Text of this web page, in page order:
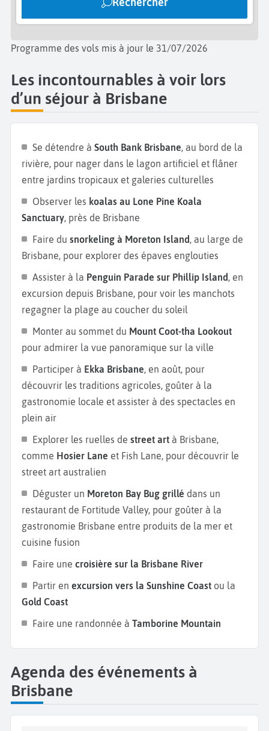
conseillons de vous rendre surMoreton Island
troisième plus grande île de sable au monde. Vous y
verrez des lacs, des dunes, des fleurs sauvages et
des plages translucides. Les amateurs de la plongée
sous-marine se régaleront. L’île est aussi célèbre
pour ses épaves accessibles en snorkeling, ses
balades en quad et ses rencontres avec les dauphins
sauvages. Vous voulez boire un coup ? Profitez de
nord de Brisbane et qui offre une multitude de
brasseries artisanales avec une vue unique sur le
Story Bridge.Ce lieu branché est aussi idéal pour
déguster des plats locaux. Poursuivez votre
découverte de la région en longeant laSunshine
Au programme : de belles plages de sable,
des parcs naturels comme la
Toolara State Forest
randonnée dans leNoosa National Park,où vous
pourrez observer des koalas dans leur habitat
naturel et profiter de criques secrètes. Faites une
halte auEumundi Market, l’un des plus grands
marchés en plein air d’Australie. Ce marché est
réputé pour son artisanat local, ses produits bio et
ses concerts live. Passez une journée au
Sunshine Coast Aquarium,
qui rassemble les
principaux animaux marins, dauphins, phoques... ou
complète dans la faune australienne.
Programme des vols mis à jour le 31/07/2026
Les incontournables à voir lors
d’un séjour à Brisbane
Se détendre à South Bank Brisbane, au bord de la
rivière, pour nager dans le lagon artificiel et flâner
entre jardins tropicaux et galeries culturelles
Observer les koalas au Lone Pine Koala
Sanctuary, près de Brisbane
Faire du snorkeling à Moreton Island, au large de
Brisbane, pour explorer des épaves englouties
Assister à la Penguin Parade sur Phillip Island, en
excursion depuis Brisbane, pour voir les manchots
regagner la plage au coucher du soleil
Monter au sommet du Mount Coot-tha Lookout
pour admirer la vue panoramique sur la ville
Participer à Ekka Brisbane, en août, pour
découvrir les traditions agricoles, goûter à la
gastronomie locale et assister à des spectacles en
plein air
Explorer les ruelles de street art à Brisbane,
comme Hosier Lane et Fish Lane, pour découvrir le
street art australien
Déguster un Moreton Bay Bug grillé dans un
restaurant de Fortitude Valley, pour goûter à la
gastronomie Brisbane entre produits de la mer et
cuisine fusion
Faire une croisière sur la Brisbane River
Partir en excursion vers la Sunshine Coast ou la
Gold Coast
Faire une randonnée à Tamborine Mountain
Agenda des événements à
Brisbane